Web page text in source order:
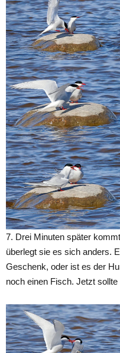
7. Drei Minuten später
überlegt sie es sich anders.
Geschenk, oder ist es der
noch einen Fisch. Jetzt